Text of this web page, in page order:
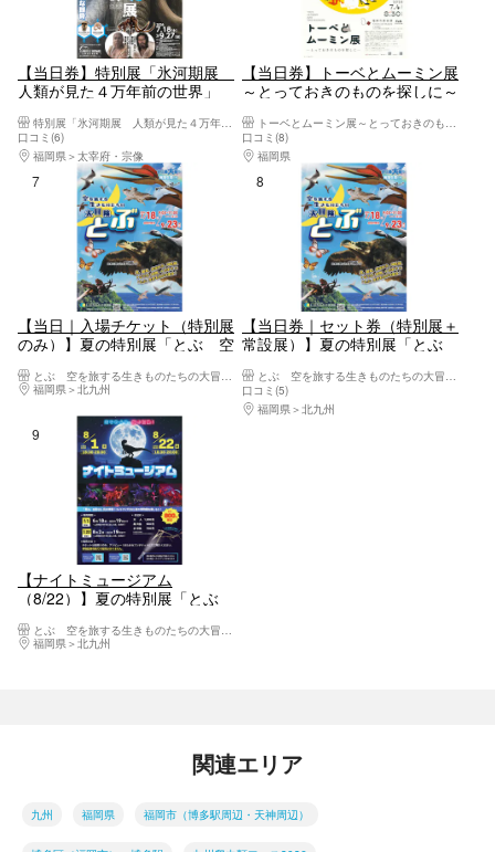
【当日券】特別展「氷河期展
人類が見た４万年前の世界」
特別展「氷河期展 人類が見た４万年前の世界」（福岡会場）
口コミ(6)
福岡県
太宰府・宗像
【当日券】トーベとムーミン展
～とっておきのものを探しに～
トーベとムーミン展～とっておきのものを探しに～（福岡会場）
口コミ(8)
福岡県
7位
【当日｜入場チケット（特別展
のみ）】夏の特別展「とぶ 空
険」
とぶ 空を旅する生きものたちの大冒険 (北九州市立自然史・歴史博物館（いのちのたび博物館))
福岡県
北九州
8位
【当日券｜セット券（特別展＋
常設展）】夏の特別展「とぶ
険」
とぶ 空を旅する生きものたちの大冒険 (北九州市立自然史・歴史博物館（いのちのたび博物館))
口コミ(5)
福岡県
北九州
9位
【ナイトミュージアム
（8/22）】夏の特別展「とぶ
険」福岡県
北九州
関連エリア
九州 福岡県 福岡市（博多駅周辺・天神周辺）